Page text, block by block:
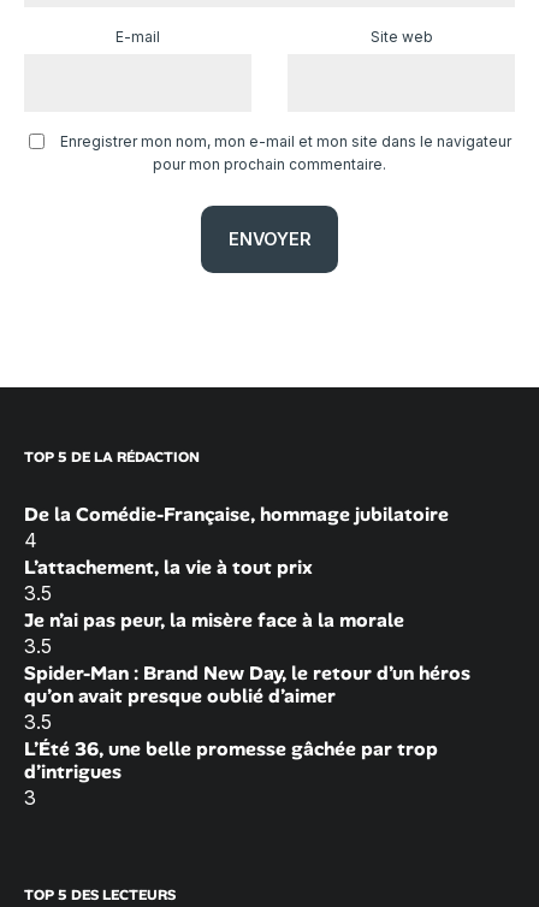
E-mail Site web
Enregistrer mon nom, mon e-mail et mon site dans le navigateur
pour mon prochain commentaire.
TOP 5 DE LA RÉDACTION
De la Comédie-Française, hommage jubilatoire
4
L’attachement, la vie à tout prix
3.5
Je n’ai pas peur, la misère face à la morale
3.5
Spider-Man : Brand New Day, le retour d’un héros
qu’on avait presque oublié d’aimer
3.5
L’Été 36, une belle promesse gâchée par trop
d’intrigues
3
TOP 5 DES LECTEURS